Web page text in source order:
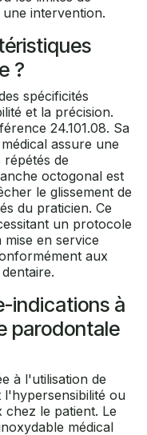
intervention.
?
spécificités
et la précision.
24.101.08. Sa
assure une
répétés de
octogonal est
le glissement de
du praticien. Ce
un protocole
en service
aux
indications à
parodontale
à l'utilisation de
ou
le patient. Le
médical